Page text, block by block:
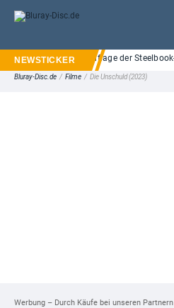
Blu-ray: Neuauflage der Steelbook-
Bluray-Disc.de / Filme / Die Unschuld (2023)
Werbung – Durch Käufe bei unseren Partnern